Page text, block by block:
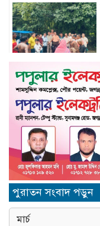
পুরাতন সংবাদ পড়ুন